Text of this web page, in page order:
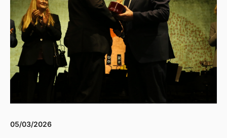
05/03/2026